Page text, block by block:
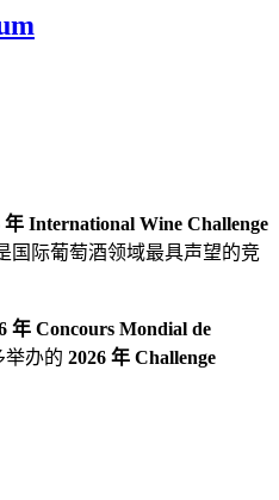
年 International Wine Challenge
国际葡萄酒领域最具声望的竞
年 Concours Mondial de
举办的 2026 年 Challenge